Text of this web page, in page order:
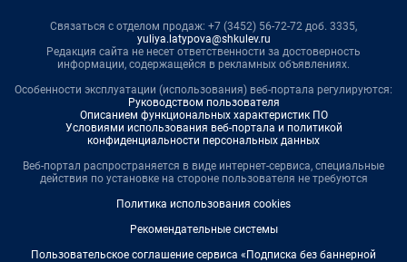
Связаться с отделом продаж: +7 (3452) 56-72-72 доб. 3335,
yuliya.latypova@shkulev.ru
Редакция сайта не несет ответственности за достоверность
информации, содержащейся в рекламных объявлениях.
Особенности эксплуатации (использования) веб-портала регулируются:
Руководством пользователя
Описанием функциональных характеристик ПО
Условиями использования веб-портала и политикой
конфиденциальности персональных данных
Веб-портал распространяется в виде интернет-сервиса, специальные
действия по установке на стороне пользователя не требуются
Политика использования cookies
Рекомендательные системы
Пользовательское соглашение сервиса «Подписка без баннерной